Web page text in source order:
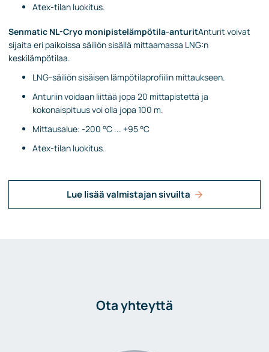
Atex-tilan luokitus.
Senmatic NL-Cryo monipistelämpötila-anturitAnturit voivat
sijaita eri paikoissa säiliön sisällä mittaamassa LNG:n
keskilämpötilaa.
LNG-säiliön sisäisen lämpötilaprofiilin mittaukseen.
Anturiin voidaan liittää jopa 20 mittapistettä ja
kokonaispituus voi olla jopa 100 m.
Mittausalue: -200 °C ... +95 °C
Atex-tilan luokitus.
Lue lisää valmistajan sivuilta
Ota yhteyttä